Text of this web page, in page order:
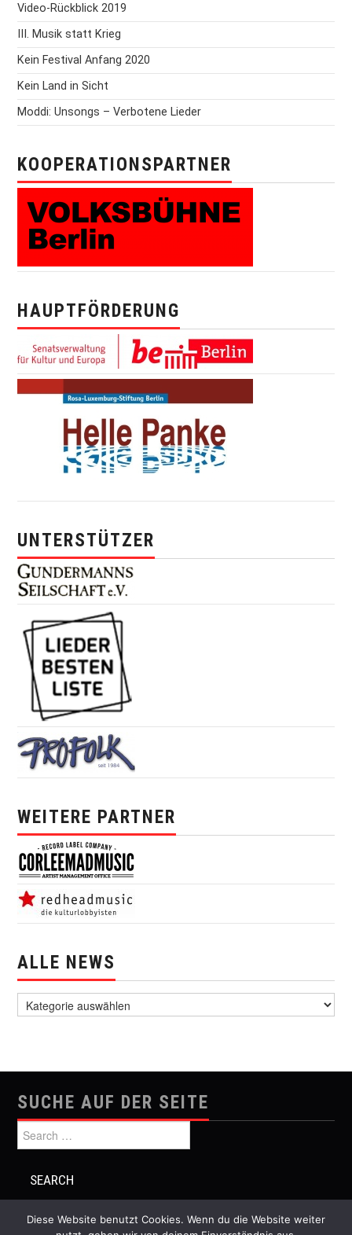
Video-Rückblick 2019
III. Musik statt Krieg
Kein Festival Anfang 2020
Kein Land in Sicht
Moddi: Unsongs – Verbotene Lieder
KOOPERATIONSPARTNER
HAUPTFÖRDERUNG
UNTERSTÜTZER
WEITERE PARTNER
ALLE NEWS
SUCHE AUF DER SEITE
Search for:
Diese Website benutzt Cookies. Wenn du die Website weiter